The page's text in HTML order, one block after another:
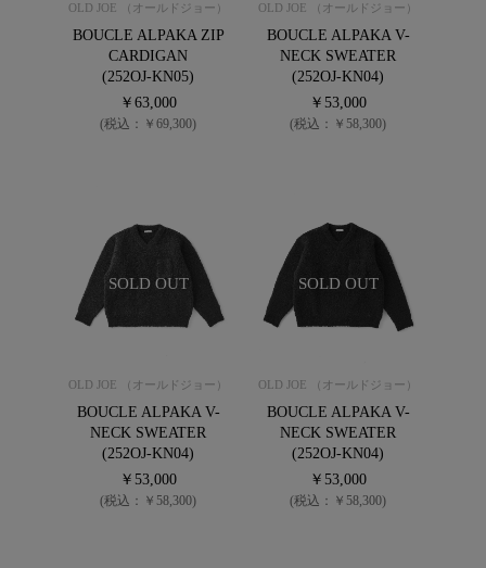
OLD JOE （オールドジョー）
BOUCLE ALPAKA ZIP
CARDIGAN
(252OJ-KN05)
￥63,000
(税込：￥69,300)
OLD JOE （オールドジョー）
BOUCLE ALPAKA V-
NECK SWEATER
(252OJ-KN04)
￥53,000
(税込：￥58,300)
SOLD OUT
OLD JOE （オールドジョー）
BOUCLE ALPAKA V-
NECK SWEATER
(252OJ-KN04)
￥53,000
(税込：￥58,300)
SOLD OUT
OLD JOE （オールドジョー）
BOUCLE ALPAKA V-
NECK SWEATER
(252OJ-KN04)
￥53,000
(税込：￥58,300)